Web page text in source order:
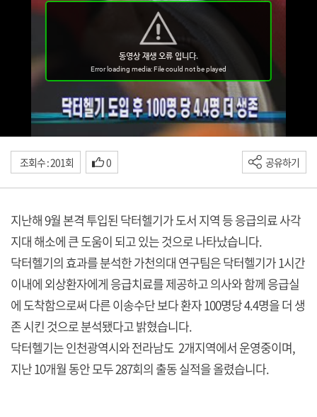
조회수 : 201회 0 공유하기
지난해 9월 본격 투입된 닥터헬기가 도서 지역 등 응급의료 사각
지대 해소에 큰 도움이 되고 있는 것으로 나타났습니다.
닥터헬기의 효과를 분석한 가천의대 연구팀은 닥터헬기가 1시간
이내에 외상환자에게 응급치료를 제공하고 의사와 함께 응급실
에 도착함으로써 다른 이송수단 보다 환자 100명당 4.4명을 더 생
존 시킨 것으로 분석됐다고 밝혔습니다.
닥터헬기는 인천광역시와 전라남도 2개지역에서 운영중이며,
지난 10개월 동안 모두 287회의 출동 실적을 올렸습니다.